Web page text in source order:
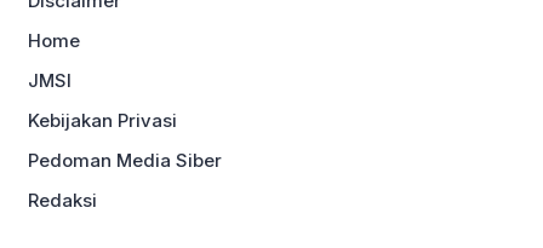
Home
JMSI
Kebijakan Privasi
Pedoman Media Siber
Redaksi